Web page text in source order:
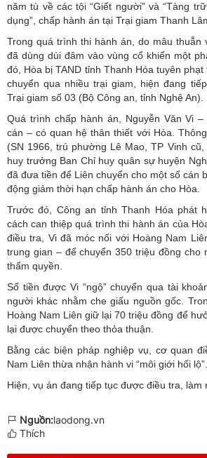
năm tù về các tội “Giết người” và “Tàng
dụng”, chấp hành án tại Trại giam Thanh
Trong quá trình thi hành án, do mâu thuẫn
đã dùng dùi đâm vào vùng cổ khiến một
đó, Hòa bị TAND tỉnh Thanh Hóa tuyên
chuyển qua nhiều trại giam, hiện đang
Trại giam số 03 (Bộ Công an, tỉnh Nghệ An).
Quá trình chấp hành án, Nguyễn Văn Vi
cán – có quan hệ thân thiết với Hòa.
(SN 1966, trú phường Lê Mao, TP Vinh
huy trưởng Ban Chỉ huy quân sự huyện
đã đưa tiền để Liên chuyển cho một số cán
động giảm thời hạn chấp hành án cho Hòa.
Trước đó, Công an tỉnh Thanh Hóa phát
cách can thiệp quá trình thi hành án của
điều tra, Vi đã móc nối với Hoàng Nam
trung gian – để chuyển 350 triệu đồng cho
thẩm quyền.
Số tiền được Vi “ngộ” chuyển qua tài
người khác nhằm che giấu nguồn gốc.
Hoàng Nam Liên giữ lại 70 triệu đồng để
lại được chuyển theo thỏa thuận.
Bằng các biện pháp nghiệp vụ, cơ quan
Nam Liên thừa nhận hành vi “môi giới hối lộ”.
Hiện, vụ án đang tiếp tục được điều tra, làm
Nguồn:laodong.vn
Thích